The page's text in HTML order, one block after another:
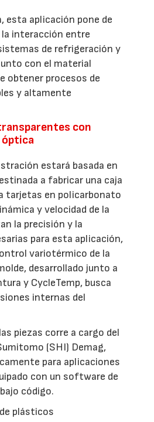
esta aplicación pone de
interacción entre
de refrigeración y
con el material
obtener procesos de
y altamente
con
óptica
estará basada en
a fabricar una caja
tarjetas en policarbonato
y velocidad de la
la precisión y la
para esta aplicación,
variotérmico de la
desarrollado junto a
y CycleTemp, busca
internas del
piezas corre a cargo del
(SHI) Demag,
para aplicaciones
con un software de
código.
plásticos